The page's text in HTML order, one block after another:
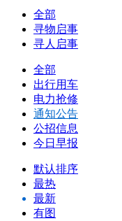
全部
寻物启事
寻人启事
全部
出行用车
电力抢修
通知公告
公招信息
今日早报
默认排序
最热
最新
有图